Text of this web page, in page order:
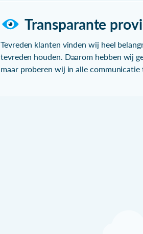
Transparante
Tevreden klanten vinden wij heel
tevreden houden. Daarom hebben wij
maar proberen wij in alle communicatie